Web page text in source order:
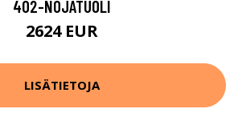
402-NOJATUOLI
2624 EUR
LISÄTIETOJA